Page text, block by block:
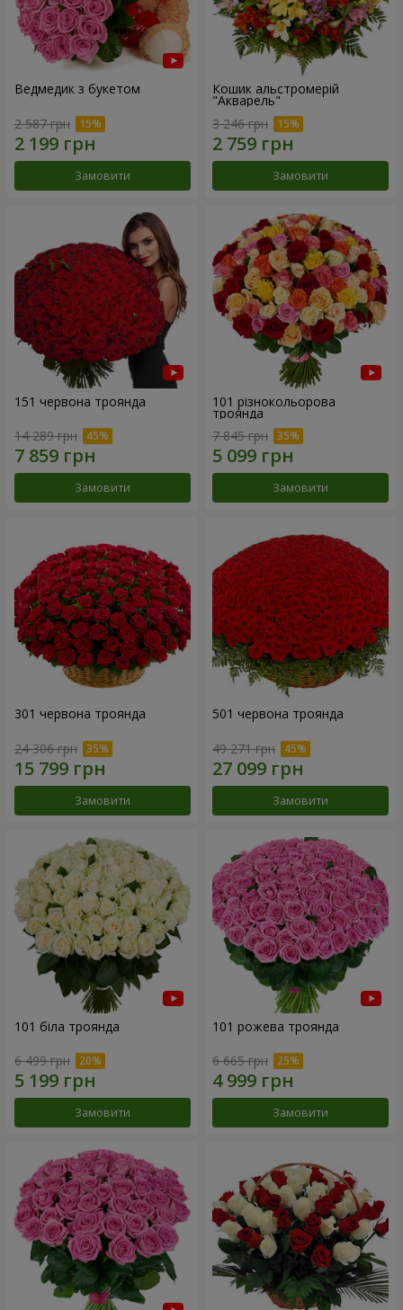
Ведмедик з букетом
2 587 грн
Замовити
Кошик альстромерій
"Акварель"
3 246 грн
Замовити
151 червона троянда
14 289 грн
Замовити
101 різнокольорова
троянда
7 845 грн
Замовити
301 червона троянда
24 306 грн
Замовити
501 червона троянда
49 271 грн
Замовити
101 біла троянда
6 499 грн
Замовити
101 рожева троянда
6 665 грн
Замовити